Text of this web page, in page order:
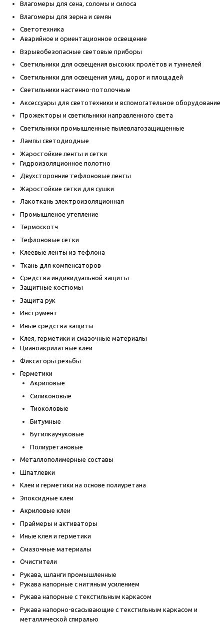
Влагомеры для сена, соломы и силоса
Влагомеры для зерна и семян
Светотехника
Аварийное и ориентационное освещение
Взрывобезопасные световые приборы
Светильники для освещения высоких пролётов и туннелей
Светильники для освещения улиц, дорог и площадей
Светильники настенно-потолочные
Аксессуары для светотехники и вспомогательное оборудование
Прожекторы и светильники направленного света
Светильники промышленные пылевлагозащищенные
Лампы светодиодные
Жаростойкие ленты и сетки
Гидроизоляционное полотно
Двухсторонние тефлоновые ленты
Жаростойкие сетки для сушки
Лакоткань электроизоляционная
Промышленое утепление
Термоскотч
Тефлоновые сетки
Клеевые ленты из тефлона
Ткань для компенсаторов
Средства индивидуальной защиты
Защитные костюмы
Защита рук
Инструмент
Иные средства защиты
Клея, герметики и смазочные материалы
Цианоакрилатные клеи
Фиксаторы резьбы
Герметики
Акриловые
Силиконовые
Тиоколовые
Битумные
Бутилкаучуковые
Полиуретановые
Металлополимерные составы
Шпатлевки
Клеи и герметики на основе полиуретана
Эпоксидные клеи
Акриловые клеи
Праймеры и активаторы
Иные клея и герметики
Смазочные материалы
Очистители
Рукава, шланги промышленные
Рукава напорные с нитяным усилением
Рукава напорные с текстильным каркасом
Рукава напорно-всасывающие с текстильным каркасом и
металлической спиралью